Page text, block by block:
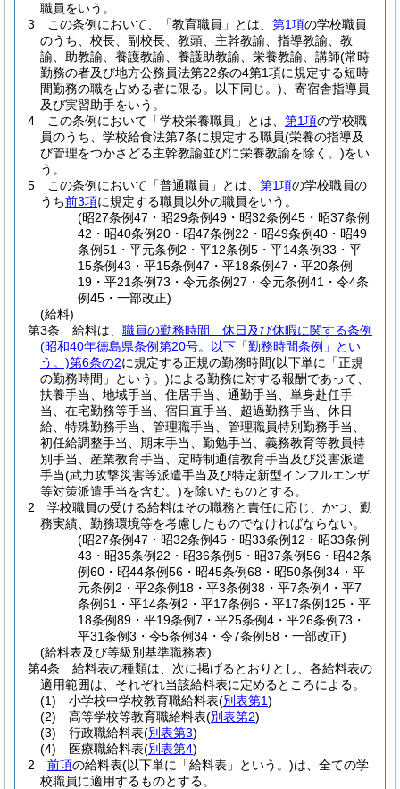
職員をいう。
3
この条例において、「教育職員」とは、 第1項の学校職員
のうち、校長、副校長、教頭、主幹教諭、指導教諭、教
諭、助教諭、養護教諭、養護助教諭、栄養教諭、講師(常時
勤務の者及び地方公務員法第22条の4第1項に規定する短時
間勤務の職を占める者に限る。以下同じ。) 、寄宿舎指導員
及び実習助手をいう。
4
この条例において「学校栄養職員」とは、 第1項の学校職
員のうち、学校給食法第7条に規定する職員(栄養の指導及
び管理をつかさどる主幹教諭並びに栄養教諭を除く。)をい
う。
5
この条例において「普通職員」とは、 第1項の学校職員の
うち前3項に規定する職員以外の職員をいう。
(昭27条例47・昭29条例49・昭32条例45・昭37条例
42・昭40条例20・昭47条例22・昭49条例40・昭49
条例51・平元条例2・平12条例5・平14条例33・平
15条例43・平15条例47・平18条例47・平20条例
19・平21条例73・令元条例27・令元条例41・令4条
例45・一部改正)
(給料)
第3条
給料は、 職員の勤務時間、休日及び休暇に関する条例
(昭和40年徳島県条例第20号。以下「勤務時間条例」とい
う。)第6条の2に規定する正規の勤務時間(以下単に「正規
の勤務時間」という。)による勤務に対する報酬であって、
扶養手当、地域手当、住居手当、通勤手当、単身赴任手
当、在宅勤務等手当、宿日直手当、超過勤務手当、休日
給、特殊勤務手当、管理職手当、管理職員特別勤務手当、
初任給調整手当、期末手当、勤勉手当、義務教育等教員特
別手当、産業教育手当、定時制通信教育手当及び災害派遣
手当(武力攻撃災害等派遣手当及び特定新型インフルエンザ
等対策派遣手当を含む。)を除いたものとする。
2
学校職員の受ける給料はその職務と責任に応じ、かつ、勤
務実績、勤務環境等を考慮したものでなければならない。
(昭27条例47・昭32条例45・昭33条例12・昭33条例
43・昭35条例22・昭36条例5・昭37条例56・昭42条
例60・昭44条例56・昭45条例68・昭50条例34・平
元条例2・平2条例18・平3条例38・平7条例4・平7
条例61・平14条例2・平17条例6・平17条例125・平
18条例89・平19条例7・平25条例4・平26条例73・
平31条例3・令5条例34・令7条例58・一部改正)
(給料表及び等級別基準職務表)
第4条
給料表の種類は、次に掲げるとおりとし、各給料表の
適用範囲は、それぞれ当該給料表に定めるところによる。
(1)
小学校中学校教育職給料表(別表第1)
(2)
高等学校等教育職給料表(別表第2)
(3)
行政職給料表(別表第3)
(4)
医療職給料表(別表第4)
2
前項の給料表(以下単に「給料表」という。)は、全ての学
校職員に適用するものとする。